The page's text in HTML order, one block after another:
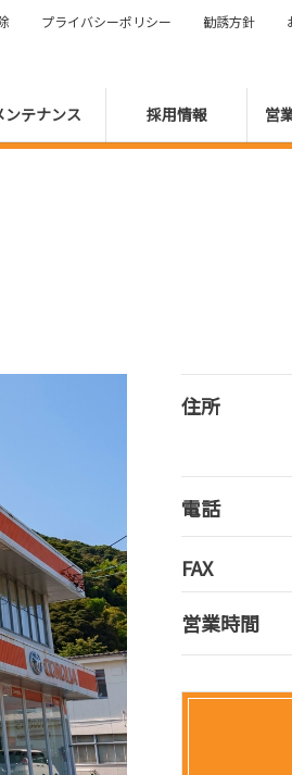
ンテナンス 採用情報 営
プライバシーポリシー 勧誘方針
住所
電話
FAX
営業時間